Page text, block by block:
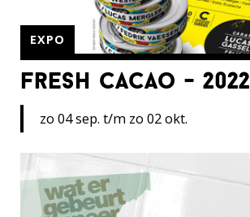
fresh cacao - 2022
EXPO
zo 04 sep. t/m zo 02 okt.